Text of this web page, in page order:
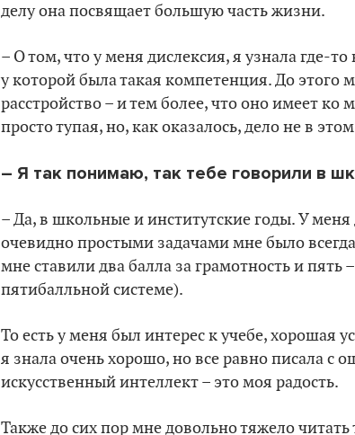
делу она посвящает большую часть жизни.
– О том, что у меня дислексия, я узнала где-
у которой была такая компетенция. До этого
расстройство – и тем более, что оно имеет
просто тупая, но, как оказалось, дело не в
– Я так понимаю, так тебе говорили в
– Да, в школьные и институтские годы. У
очевидно простыми задачами мне было
мне ставили два балла за грамотность и пять
пятибалльной системе).
То есть у меня был интерес к учебе, хорошая
я знала очень хорошо, но все равно писала с
искусственный интеллект – это моя радость.
Также до сих пор мне довольно тяжело